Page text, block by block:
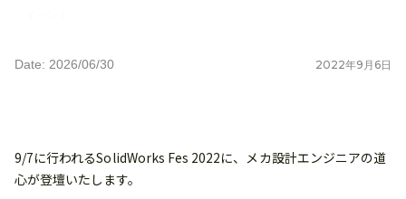
Date: 2026/06/30 2022年9 月 6日
9/7に行われるSolidWorks Fes 2022に、メカ設計エンジニアの道
心が登壇いたします。